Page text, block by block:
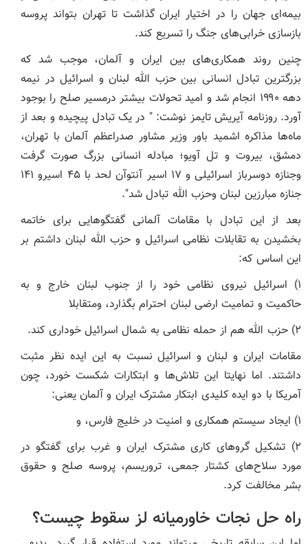
بیمه‌ای جهان را در اختیار ایران گذاشت تا تهران بتواند پروسه
بازسازی خرابی‌های جنگ را تسریع کند.
چنین روند همکاری‌های بین ایران و آلمان، موجب شد که
بزرگترین تبادل انسانی بین حزب الله لبنان و اسرائیل در نیمه
دهه ۱۹۹۰ انجام شد و امید تحولات بیشتر درمسیر صلح را بوجود
آورد. روزنامه آیریش تایمز نوشت: " در یک تبادل پیچیده و بعد از
ماه‌ها مذاکره اشمید باور وزیر مشاور صدراعظم آلمان با تهران،
دمشق، بیروت و تل آویو؛ مبادله انسانی بزرگ صورت گرفت
وجنازه دوسرباز اسرائیلی و ۱۷ اسیر آنتوآن لحد با ۴۵ اسیرو ۱۴۱
جنازه مبارزین لبنان وحزب الله تبادل شد".
بعد از این تبادل با مقامات آلمانی گفتگو‌هایی برای خاتمه
بخشیدن به تقابلات نظامی اسرائیل و حزب الله لبنان داشتم بر
این اساس که:
۱) اسرائیل نیروی نظامی خود را از جنوب لبنان خارج و به
حاکمیت و تمامیت ارضی لبنان احترام بگذارد، ومتقابلا
۲) حزب الله هم از حمله نظامی به شمال اسرائیل خوداری کند.
مقامات ایران و لبنان و اسرائیل نسبت به این ایده نظر مثبت
داشتند. اما نهایتا این تلاش‌ها و ابتکارات شکست خورد، چون
آمریکا با دو ایده کلیدی ابتکار مشترک ایران و آلمان یعنی:
۱) ایجاد سیستم همکاری و امنیت در خلیج فارس، و
۲) تشکیل گرو‌های کاری مشترک ایران و غرب برای گفتگو در
مورد سلاح‌های کشتار جمعی، تروریسم، پروسه صلح و حقوق
بشر مخالفت کرد.
راه حل نجات خاورمیانه لز سقوط چیست؟